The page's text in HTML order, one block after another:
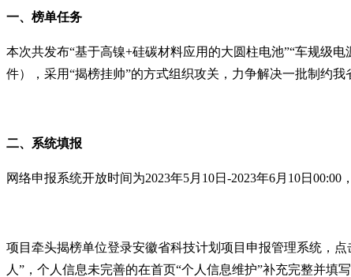
一、榜单任务
本次共发布“基于高镍+硅碳材料应用的大圆柱电池”“车规级
件），采用“揭榜挂帅”的方式组织攻关，力争解决一批制约
二、系统填报
网络申报系统开放时间为2023年5月 10日 -2023年6月 10日 00:00
项目牵头揭榜单位登录安徽省科技计划项目申报管理系统，点
人”，个人信息未完善的在首页“个人信息维护”补充完整并